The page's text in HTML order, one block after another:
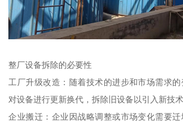
整厂设备拆除的必要性
工厂升级改造：随着技术的进步和市场需求
对设备进行更新换代，拆除旧设备以引入新技术
企业搬迁：企业因战略调整或市场变化需要